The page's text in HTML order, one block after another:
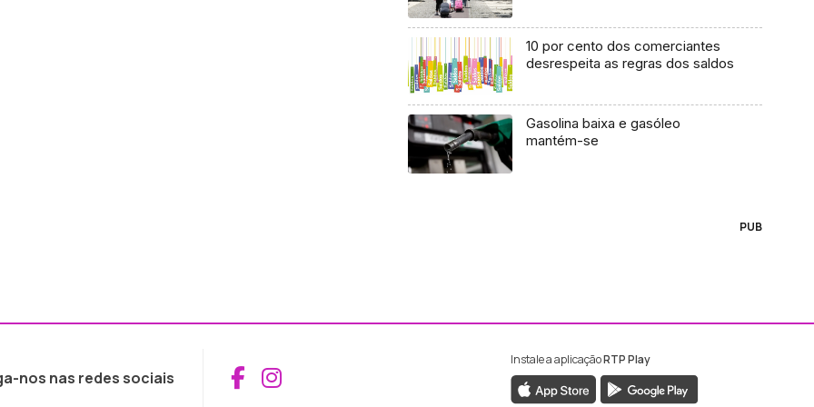
10 por cento dos comerciantes
desrespeita as regras dos saldos
Gasolina baixa e gasóleo
mantém-se
PUB
nos nas redes sociais Aceder ao Facebook da RTP Madeira
Aceder ao Instagram da RTP Madeira
Instale a aplicaçãoRTP Play